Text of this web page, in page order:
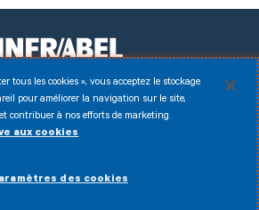
InstagramLinkedInYoutube
tous les cookies », vous acceptez le stockage
pour améliorer la navigation sur le site,
contribuer à nos efforts de marketing.
aux cookies
des cookies